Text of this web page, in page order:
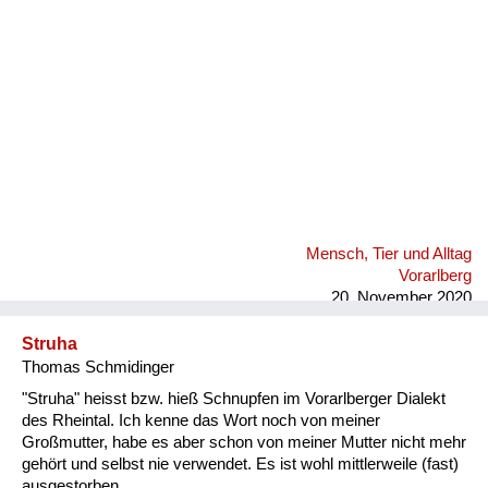
Mensch, Tier und Alltag
Vorarlberg
20. November 2020
Struha
Thomas Schmidinger
"Struha" heisst bzw. hieß Schnupfen im Vorarlberger Dialekt
des Rheintal. Ich kenne das Wort noch von meiner
Großmutter, habe es aber schon von meiner Mutter nicht mehr
gehört und selbst nie verwendet. Es ist wohl mittlerweile (fast)